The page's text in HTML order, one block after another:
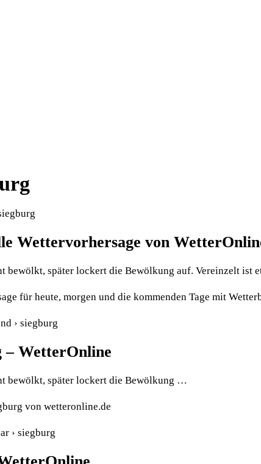
Wettervorhersage von
bewölkt, später lockert die Bewölkung auf. Vereinzelt ist
für heute, morgen und die kommenden Tage mit
› siegburg
– WetterOnline
bewölkt, später lockert die Bewölkung …
von wetteronline.de
› siegburg